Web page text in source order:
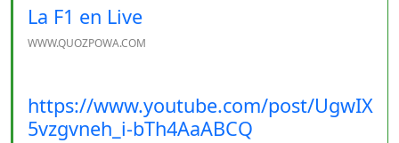
La F1 en Live
WWW.QUOZPOWA.COM
https://www.youtube.com/post/UgwIX
5vzgvneh_i-bTh4AaABCQ